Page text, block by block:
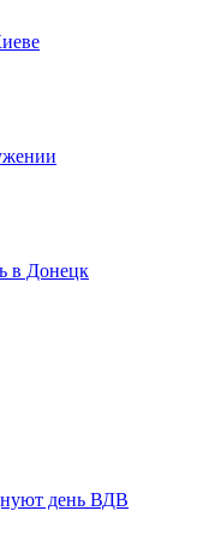
в Донецк
день ВДВ